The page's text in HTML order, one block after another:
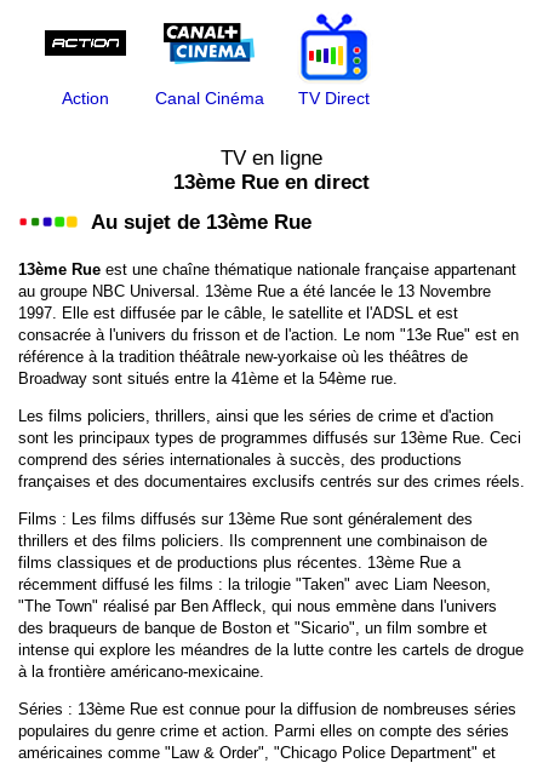
Action Canal Cinéma TV Direct
TV en ligne
13ème Rue en direct
Au sujet de 13ème Rue
13ème Rue est une chaîne thématique nationale française appartenant
au groupe NBC Universal. 13ème Rue a été lancée le 13 Novembre
1997. Elle est diffusée par le câble, le satellite et l'ADSL et est
consacrée à l'univers du frisson et de l'action. Le nom "13e Rue" est en
référence à la tradition théâtrale new-yorkaise où les théâtres de
Broadway sont situés entre la 41ème et la 54ème rue.
Les films policiers, thrillers, ainsi que les séries de crime et d'action
sont les principaux types de programmes diffusés sur 13ème Rue. Ceci
comprend des séries internationales à succès, des productions
françaises et des documentaires exclusifs centrés sur des crimes réels.
Films : Les films diffusés sur 13ème Rue sont généralement des
thrillers et des films policiers. Ils comprennent une combinaison de
films classiques et de productions plus récentes. 13ème Rue a
récemment diffusé les films : la trilogie "Taken" avec Liam Neeson,
"The Town" réalisé par Ben Affleck, qui nous emmène dans l'univers
des braqueurs de banque de Boston et "Sicario", un film sombre et
intense qui explore les méandres de la lutte contre les cartels de drogue
à la frontière américano-mexicaine.
Séries : 13ème Rue est connue pour la diffusion de nombreuses séries
populaires du genre crime et action. Parmi elles on compte des séries
américaines comme "Law & Order", "Chicago Police Department" et